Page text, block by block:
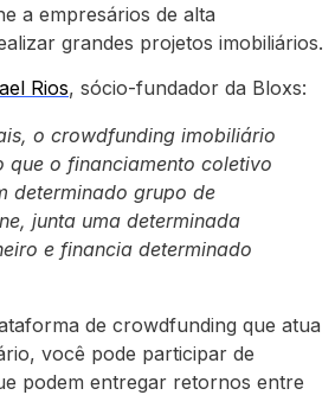
a empresários de alta
grandes projetos imobiliários.
Rios, sócio-fundador da Bloxs:
o crowdfunding imobiliário
que o financiamento coletivo
determinado grupo de
junta uma determinada
e financia determinado
de crowdfunding que atua
você pode participar de
podem entregar retornos entre